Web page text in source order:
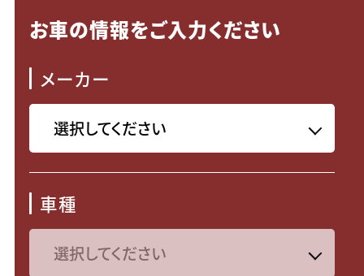
お車の情報をご入力ください
メーカー
車種